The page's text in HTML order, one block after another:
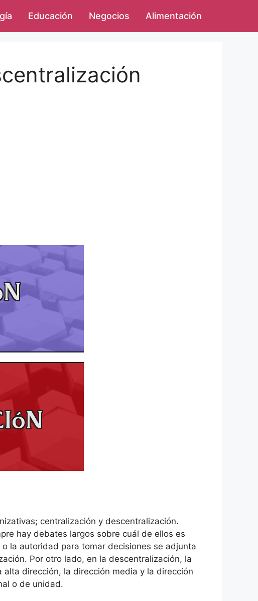
Educación Negocios Alimentación
centralización y descentralización.
hay debates largos sobre cuál de ellos es
la autoridad para tomar decisiones se adjunta
Por otro lado, en la descentralización, la
dirección, la dirección media y la dirección
o de unidad.